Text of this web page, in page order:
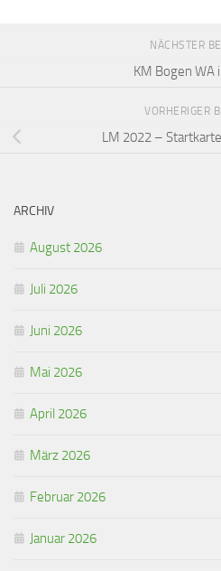
NÄCHSTER
KM Bogen WA
VORHERIGER
LM 2022 –
ARCHIV
August 2026
Juli 2026
Juni 2026
Mai 2026
April 2026
März 2026
Februar 2026
Januar 2026